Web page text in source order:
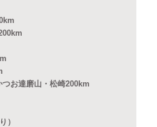
お達磨山・松崎200km
）